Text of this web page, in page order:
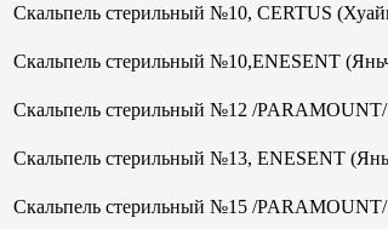
Скальпель стерильный №10, CERTUS
Скальпель стерильный №10,ENESENT
Скальпель стерильный №12 /
Скальпель стерильный №13, ENESENT
Скальпель стерильный №15 /